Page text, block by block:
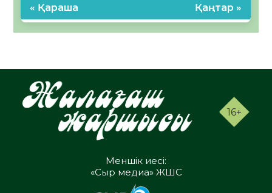
« Қараша Қаңтар »
16+
Меншік иесі:
«Сыр медиа» ЖШС